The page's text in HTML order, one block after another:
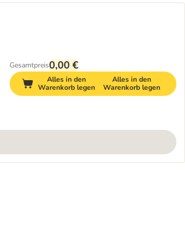
Gesamtpreis0,00 €
Alles in den
Warenkorb legen
Alles in den
Warenkorb legen